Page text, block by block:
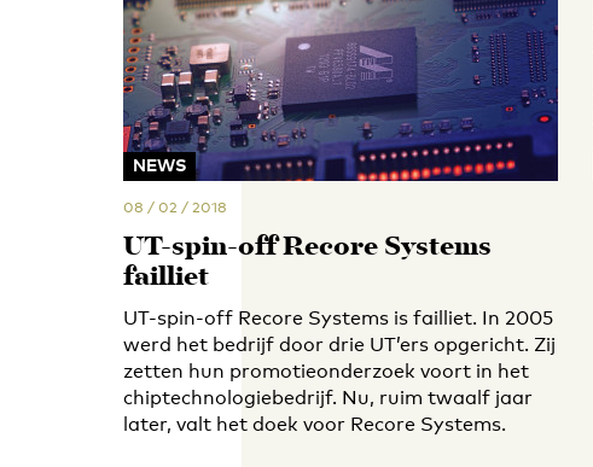
NEWS
08 / 02 / 2018
UT-spin-off Recore Systems
failliet
UT-spin-off Recore Systems is failliet. In 2005
werd het bedrijf door drie UT’ers opgericht. Zij
zetten hun promotieonderzoek voort in het
chiptechnologiebedrijf. Nu, ruim twaalf jaar
later, valt het doek voor Recore Systems.